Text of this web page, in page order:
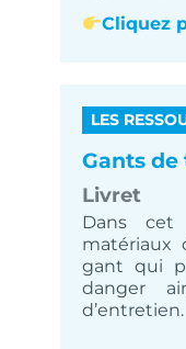
Cliquez
LES
Gants
Livret
Dans cet
matériaux
gant qui
danger
d’entretien.